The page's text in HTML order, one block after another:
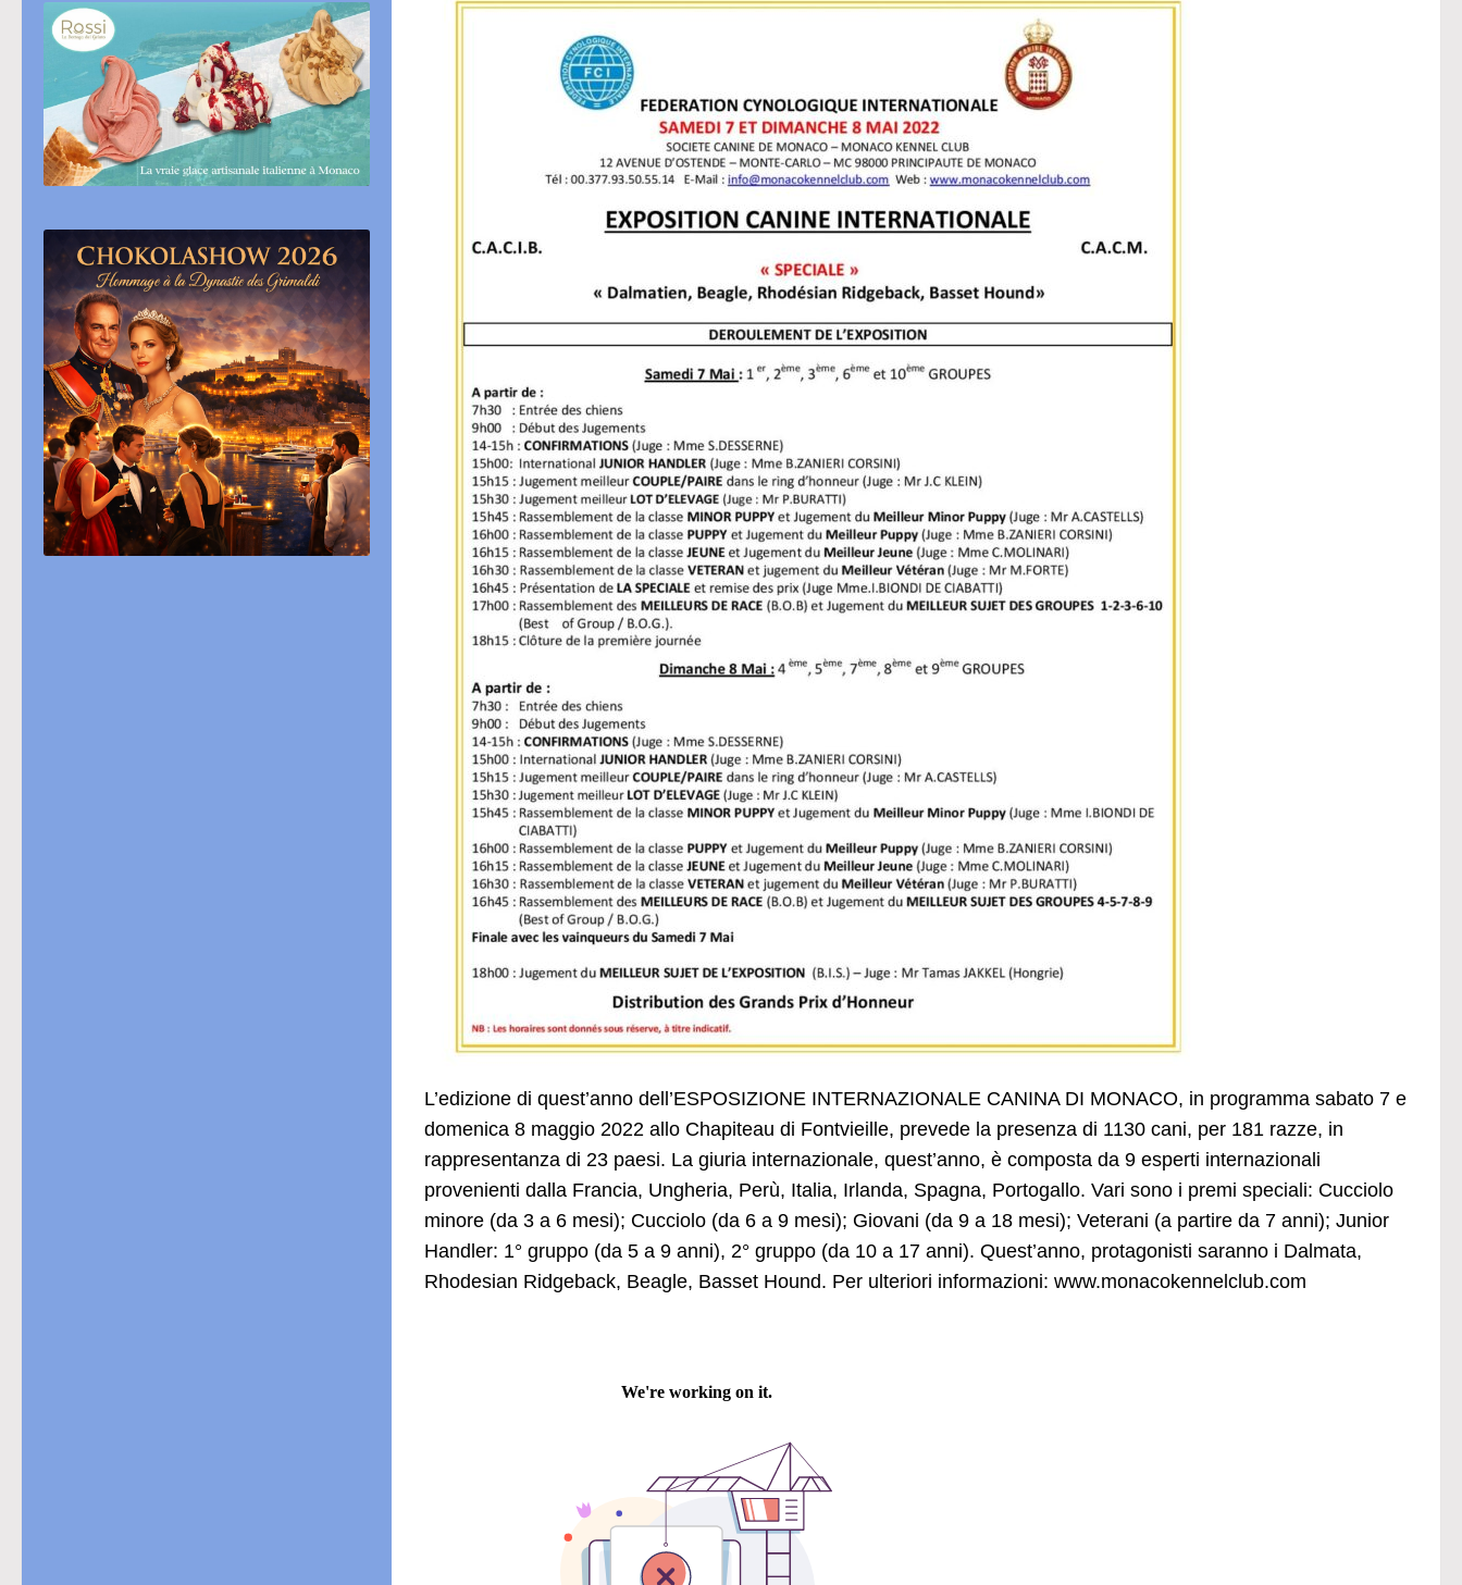
L’edizione di quest’anno dell’ESPOSIZIONE INTERNAZIONALE CANINA DI MONACO, in programma sabato 7 e
domenica 8 maggio 2022 allo Chapiteau di Fontvieille, prevede la presenza di 1130 cani, per 181 razze, in
rappresentanza di 23 paesi. La giuria internazionale, quest’anno, è composta da 9 esperti internazionali
provenienti dalla Francia, Ungheria, Perù, Italia, Irlanda, Spagna, Portogallo. Vari sono i premi speciali: Cucciolo
minore (da 3 a 6 mesi); Cucciolo (da 6 a 9 mesi); Giovani (da 9 a 18 mesi); Veterani (a partire da 7 anni); Junior
Handler: 1° gruppo (da 5 a 9 anni), 2° gruppo (da 10 a 17 anni). Quest’anno, protagonisti saranno i Dalmata,
Rhodesian Ridgeback, Beagle, Basset Hound. Per ulteriori informazioni: www.monacokennelclub.com